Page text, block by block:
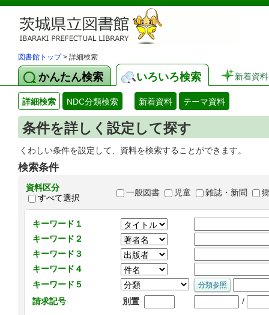
図書館トップ> 詳細検索
かんたん検索 いろいろ検索 新着資料
詳細検索 NDC分類検索 新着資料 テーマ資料
条件を詳しく設定して探す
くわしい条件を設定して、資料を検索することができます。
検索条件
資料区分
すべて選択
一般図書 児童 雑誌・新聞
キーワード１
キーワード２
キーワード３
キーワード４
キーワード５
請求記号
別置 /